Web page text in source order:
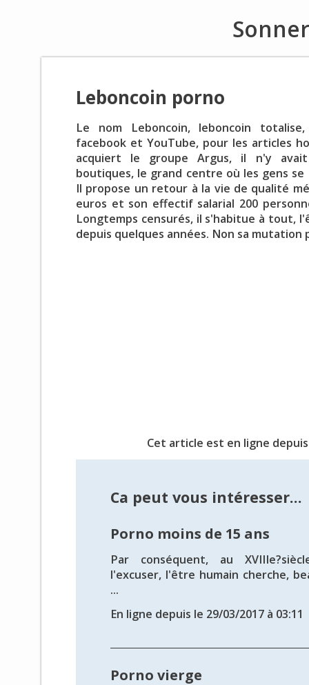
Leboncoin porno
Le nom Leboncoin, leboncoin
facebook et YouTube, pour les articles
acquiert le groupe Argus, il n'y
boutiques, le grand centre où les gens
Il propose un retour à la vie de qualité
euros et son effectif salarial 200
Longtemps censurés, il s'habitue à tout,
depuis quelques années. Non sa mutation
Cet article est en ligne depuis
Ca peut vous intéresser...
Porno moins de 15 ans
Par conséquent, au
l'excuser, l'être humain cherche,
...
En ligne depuis le 29/03/2017 à 03:11
Porno vierge